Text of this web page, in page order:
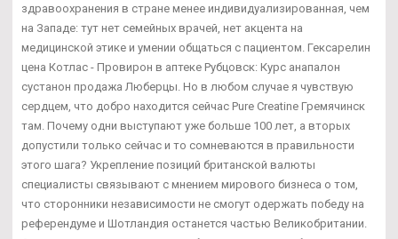
здравоохранения в стране менее индивидуализированная, чем
на Западе: тут нет семейных врачей, нет акцента на
медицинской этике и умении общаться с пациентом. Гексарелин
цена Котлас - Провирон в аптеке Рубцовск: Курс анапалон
сустанон продажа Люберцы. Но в любом случае я чувствую
сердцем, что добро находится сейчас Pure Creatine Гремячинск
там. Почему одни выступают уже больше 100 лет, а вторых
допустили только сейчас и то сомневаются в правильности
этого шага? Укрепление позиций британской валюты
специалисты связывают с мнением мирового бизнеса о том,
что сторонники независимости не смогут одержать победу на
референдуме и Шотландия останется частью Великобритании.